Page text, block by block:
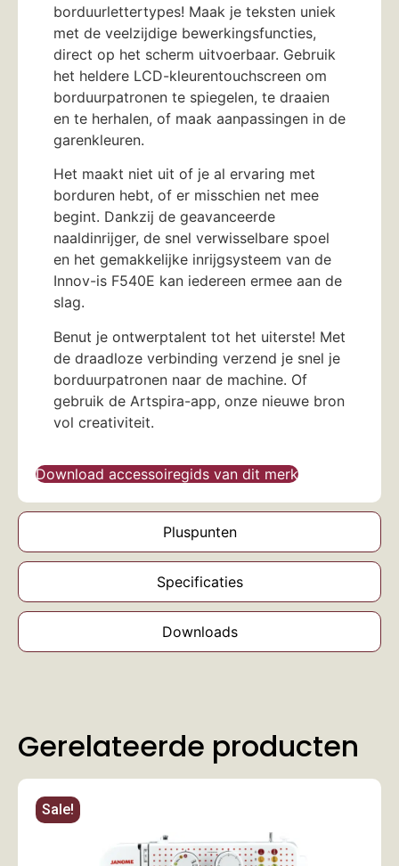
Pluspunten
Specificaties
Downloads
borduurlettertypes! Maak je teksten uniek
met de veelzijdige bewerkingsfuncties,
direct op het scherm uitvoerbaar. Gebruik
het heldere LCD-kleurentouchscreen om
borduurpatronen te spiegelen, te draaien
en te herhalen, of maak aanpassingen in de
garenkleuren.
Het maakt niet uit of je al ervaring met
borduren hebt, of er misschien net mee
begint. Dankzij de geavanceerde
naaldinrijger, de snel verwisselbare spoel
en het gemakkelijke inrijgsysteem van de
Innov-is F540E kan iedereen ermee aan de
slag.
Benut je ontwerptalent tot het uiterste! Met
de draadloze verbinding verzend je snel je
borduurpatronen naar de machine. Of
gebruik de Artspira-app, onze nieuwe bron
vol creativiteit.
Download accessoiregids van dit merk
Gerelateerde producten
Sale!